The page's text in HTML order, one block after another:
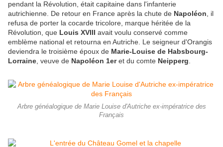
pendant la Révolution, était capitaine dans l'infanterie
autrichienne. De retour en France après la chute de Napoléon , il
refusa de porter la cocarde tricolore, marque héritée de la
Révolution, que Louis XVIII avait voulu conservé comme
emblème national et retourna en Autriche. Le seigneur d'Orangis
deviendra le troisième époux de Marie-Louise de Habsbourg-
Lorraine , veuve de Napoléon 1eret du comte Neipperg
Arbre généalogique de Marie Louise d'Autriche ex-impératrice des
Français